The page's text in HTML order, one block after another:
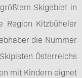
Skigebiet in
Region Kitzbüheler
die Nummer
Österreichs
mit Kindern eignet